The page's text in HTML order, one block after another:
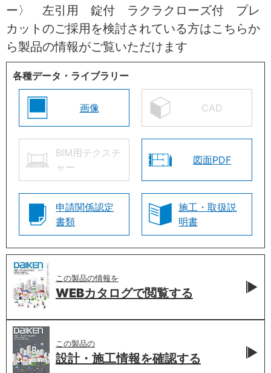
ー〉 左引用 錠付 ラクラクローズ付 プレ
カットのご採用を検討されている方はこちらか
ら製品の情報がご覧いただけます
各種データ・ライブラリー
画像 CAD
BIM用テクスチ
ャー
図面PDF
申請関係認定
書類
施工・取扱説
明書
この製品の情報を
WEBカタログで閲覧する
この製品の
設計・施工情報を確認する